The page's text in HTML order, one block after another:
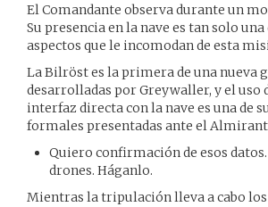
El Comandante observa durante un
Su presencia en la nave es tan solo
aspectos que le incomodan de esta
La Bilröst es la primera de una nueva
desarrolladas por Greywaller, y el uso
interfaz directa con la nave es una de
formales presentadas ante el
Quiero confirmación de esos
drones. Háganlo.
Mientras la tripulación lleva a cabo los